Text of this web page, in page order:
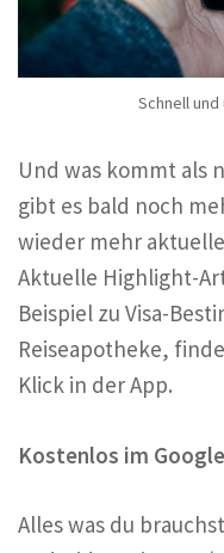
Schnell
Und was kommt als
gibt es bald noch
wieder mehr
Aktuelle Highlight-
Beispiel zu Visa-
Reiseapotheke,
Klick in der App.
Kostenlos im
Alles was du